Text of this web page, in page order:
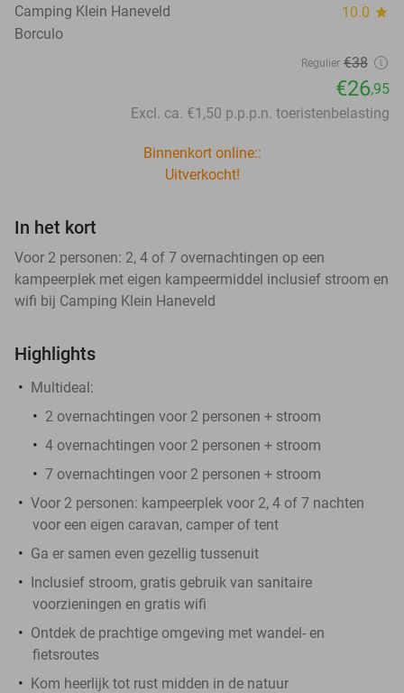
Camping Klein Haneveld 10.0 star
Borculo
Regulier €38
€26,95
Excl. ca. €1,50 p.p.p.n. toeristenbelasting
Binnenkort online::
Uitverkocht!
In het kort
Voor 2 personen: 2, 4 of 7 overnachtingen op een
kampeerplek met eigen kampeermiddel inclusief stroom en
wifi bij Camping Klein Haneveld
Highlights
Multideal:
2 overnachtingen voor 2 personen + stroom
4 overnachtingen voor 2 personen + stroom
7 overnachtingen voor 2 personen + stroom
Voor 2 personen: kampeerplek voor 2, 4 of 7 nachten
voor een eigen caravan, camper of tent
Ga er samen even gezellig tussenuit
Inclusief stroom, gratis gebruik van sanitaire
voorzieningen en gratis wifi
Ontdek de prachtige omgeving met wandel- en
fietsroutes
Kom heerlijk tot rust midden in de natuur